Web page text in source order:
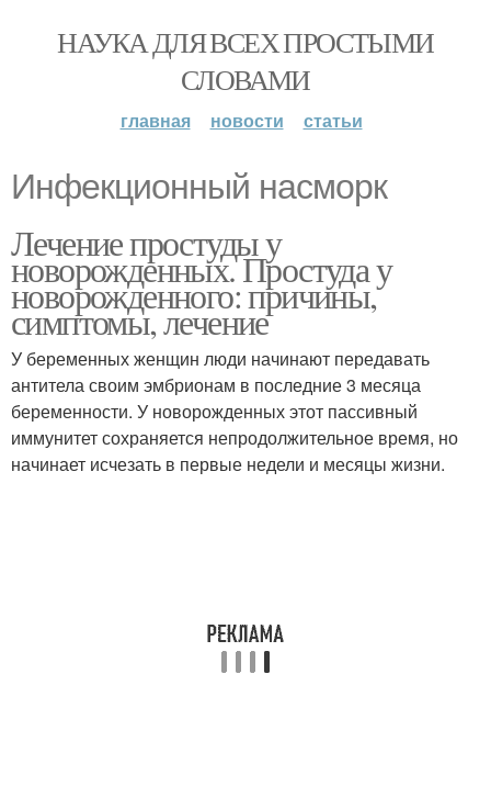
НАУКА ДЛЯ ВСЕХ ПРОСТЫМИ
СЛОВАМИ
главная новости статьи
Инфекционный насморк
Лечение простуды у
новорожденных. Простуда у
новорожденного: причины,
симптомы, лечение
У беременных женщин люди начинают передавать
антитела своим эмбрионам в последние 3 месяца
беременности. У новорожденных этот пассивный
иммунитет сохраняется непродолжительное время, но
начинает исчезать в первые недели и месяцы жизни.